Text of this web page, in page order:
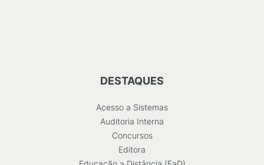
DESTAQUES
Acesso a Sistemas
Auditoria Interna
Concursos
Editora